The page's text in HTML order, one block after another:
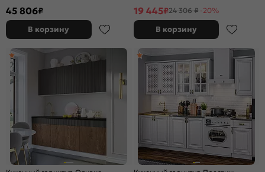
45 806₽
В корзину
19 445₽24 306 ₽ -20%
В корзину